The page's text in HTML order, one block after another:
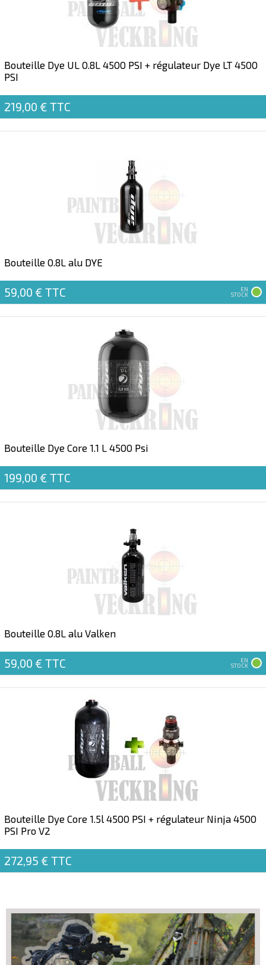
Bouteille Dye UL 0.8L 4500 PSI + régulateur Dye LT 4500
PSI
219,00 € TTC
Bouteille 0.8L alu DYE
59,00 € TTC EN
STOCK
Bouteille Dye Core 1.1 L 4500 Psi
199,00 € TTC
Bouteille 0.8L alu Valken
59,00 € TTC EN
STOCK
Bouteille Dye Core 1.5l 4500 PSI + régulateur Ninja 4500
PSI Pro V2
272,95 € TTC